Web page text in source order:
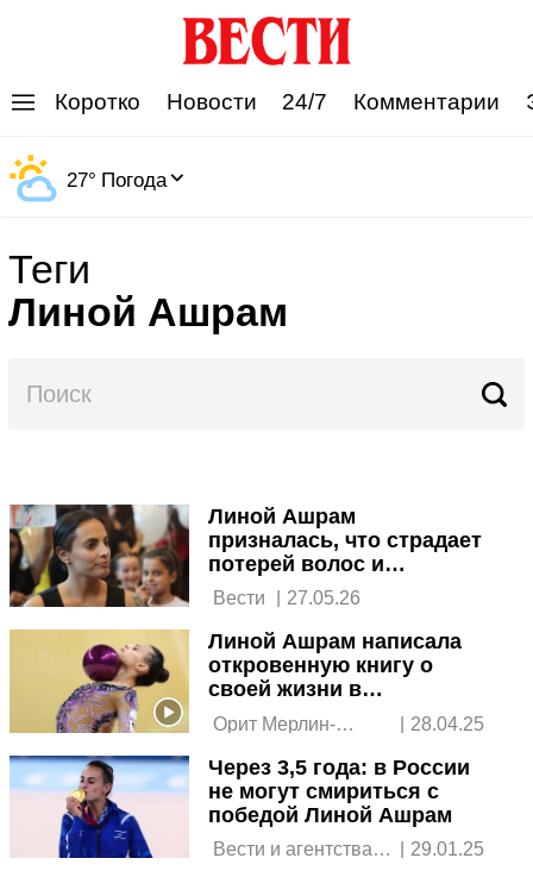
Коротко Новости 24/7 Комментарии
27° Погода
Теги
Линой Ашрам
Линой Ашрам
призналась, что страдает
потерей волос и
проходит пересадку
| 27.05.26
Линой Ашрам написала
откровенную книгу о
своей жизни в
гимнастике. И впервые -
о еде
Орит Мерлин-
Иша"
| 28.04.25
Через 3,5 года: в России
не могут смириться с
победой Линой Ашрам
Вести и агентства
| 29.01.25